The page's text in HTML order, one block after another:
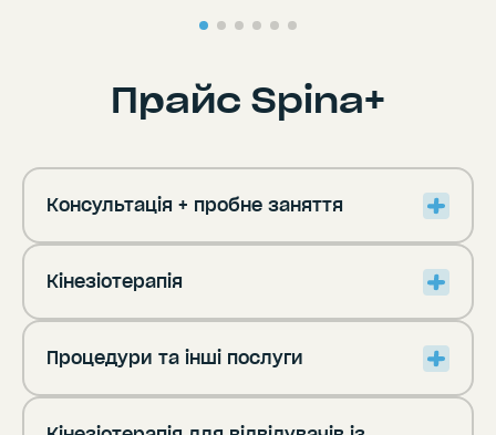
Прайс Spina+
Консультація + пробне заняття
Кінезіотерапія
Процедури та інші послуги